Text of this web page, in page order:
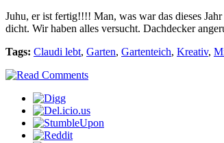
Juhu, er ist fertig!!!! Man, was war das dieses
dicht. Wir haben alles versucht. Dachdecker
Tags: Claudi lebt, Garten, Gartenteich, Kreativ,